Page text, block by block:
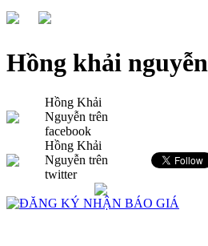
Hồng khải nguyễn
Hồng Khải
Nguyễn trên
facebook
Hồng Khải
Nguyễn trên
twitter